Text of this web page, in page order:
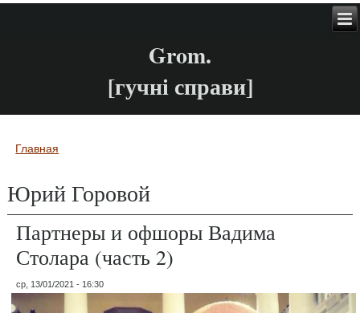
Grom.
[гучні справи]
Вы здесь
Главная
Юрий Горовой
Партнеры и офшоры Вадима
Столара (часть 2)
ср, 13/01/2021 - 16:30